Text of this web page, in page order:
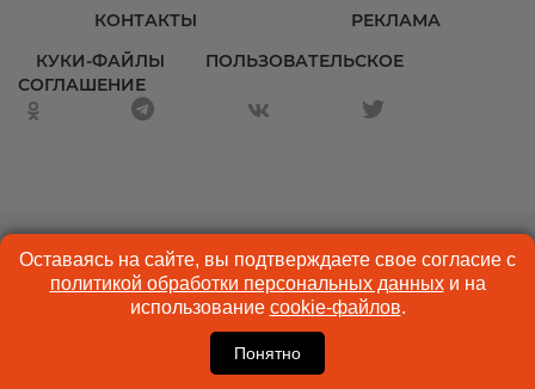
КОНТАКТЫ
РЕКЛАМА
КУКИ-ФАЙЛЫ
ПОЛЬЗОВАТЕЛЬСКОЕ
СОГЛАШЕНИЕ
Оставаясь на сайте, вы подтверждаете свое согласие с
политикой обработки персональных данныхи на
использование cookie-файлов.
Понятно